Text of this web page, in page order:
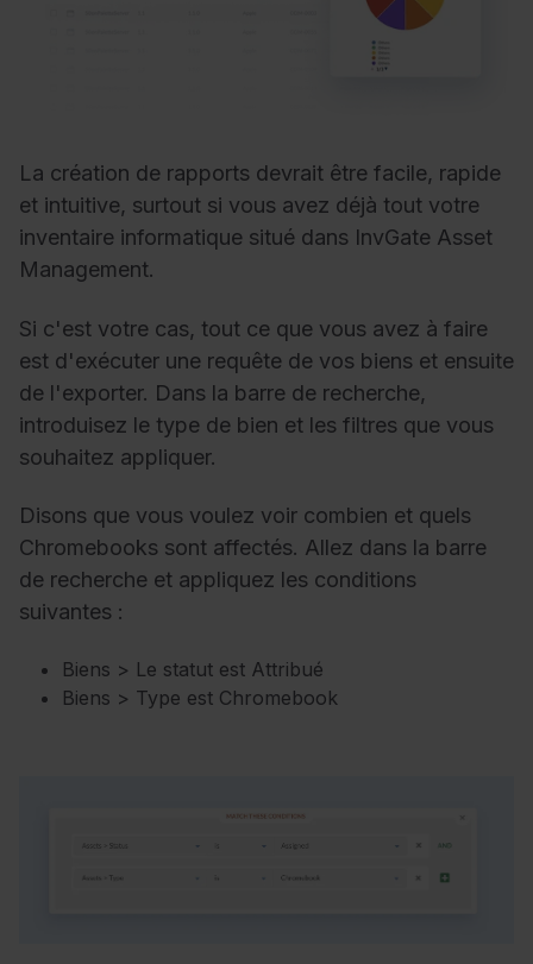
La création de rapports devrait être facile, rapide
et intuitive, surtout si vous avez déjà tout votre
inventaire informatique situé dans InvGate Asset
Management.
Si c'est votre cas, tout ce que vous avez à faire
est d'exécuter une requête de vos biens et ensuite
de l'exporter. Dans la barre de recherche,
introduisez le type de bien et les filtres que vous
souhaitez appliquer.
Disons que vous voulez voir combien et quels
Chromebooks sont affectés. Allez dans la barre
de recherche et appliquez les conditions
suivantes :
Biens > Le statut est Attribué
Biens > Type est Chromebook